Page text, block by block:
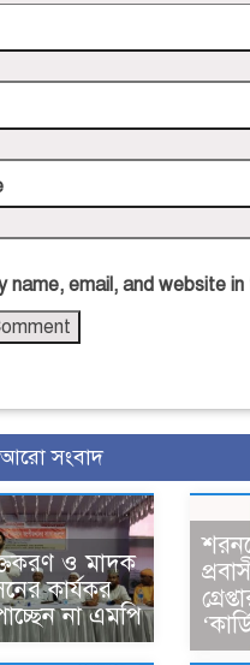
name, email, and website
সংবাদ
ও মাদক
কার্যকর
না এমপি